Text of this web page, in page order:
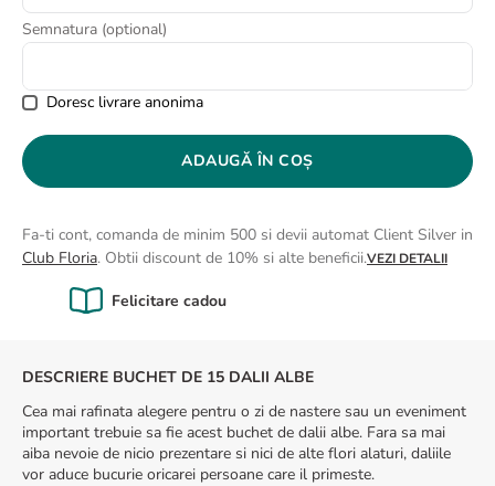
Semnatura (optional)
Doresc livrare anonima
ADAUGĂ ÎN COȘ
Fa-ti cont, comanda de minim 500 si devii automat Client Silver in
Club Floria. Obtii discount de 10% si alte beneficii.VEZI DETALII
Calitate Garantată
DESCRIERE BUCHET DE 15 DALII ALBE
Cea mai rafinata alegere pentru o zi de nastere sau un eveniment
important trebuie sa fie acest buchet de dalii albe. Fara sa mai
aiba nevoie de nicio prezentare si nici de alte flori alaturi, daliile
vor aduce bucurie oricarei persoane care il primeste.
8.
buchet crini
9
10. crin